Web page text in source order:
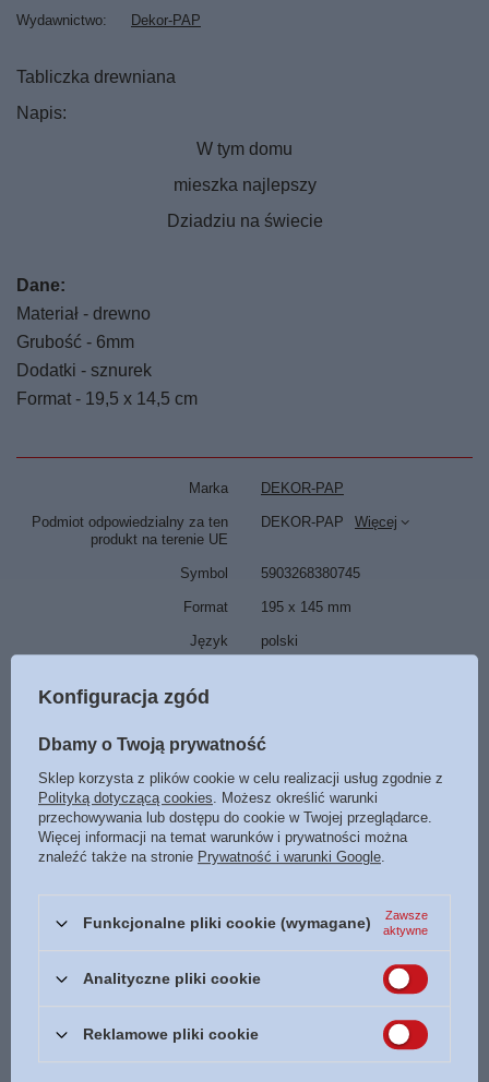
Wydawnictwo Dekor-PAP
Tabliczka drewniana
Napis:
W tym domu
mieszka najlepszy
Dziadziu na świecie
Dane:
Materiał - drewno
Grubość - 6mm
Dodatki - sznurek
Format - 19,5 x 14,5 cm
Marka DEKOR-PAP
Podmiot odpowiedzialny za ten
produkt na terenie UE
DEKOR-PAP Więcej
Symbol 5903268380745
Format 195 x 145 mm
Język polski
POLECAMY
OKAZJA
Katastrofa na basenie - Mrówka Andy - Lawrence W. i
Gerald D. O'Nan - oprawa miękka
10,71 zł / szt.
Przygoda w cyrku - Mrówka Andy - Lawrence W. i
Gerald D. O'Nan - oprawa miękka
Najniższa cena z 30 dni przed obniżką: 10,71 zł 0%
Konfiguracja zgód
Dbamy o Twoją prywatność
Sklep korzysta z plików cookie w celu realizacji usług zgodnie z
Polityką dotyczącą cookies. Możesz określić warunki
przechowywania lub dostępu do cookie w Twojej przeglądarce.
Więcej informacji na temat warunków i prywatności można
znaleźć także na stronie Prywatność i warunki Google.
Funkcjonalne pliki cookie (wymagane)
Zawsze
aktywne
Analityczne pliki cookie
Reklamowe pliki cookie